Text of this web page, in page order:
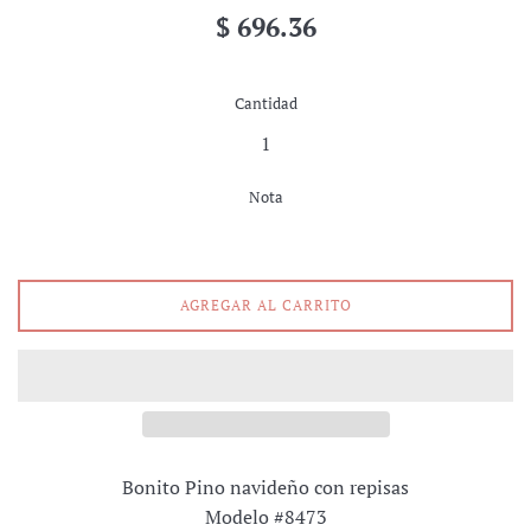
Precio
$ 696.36
Cantidad
Nota
AGREGAR AL CARRITO
Bonito Pino navideño con repisas
Modelo #8473